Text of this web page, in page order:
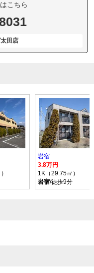
こちら
田店
岩宿
3.8万円
1K（29.75㎡）
岩宿/徒歩9分